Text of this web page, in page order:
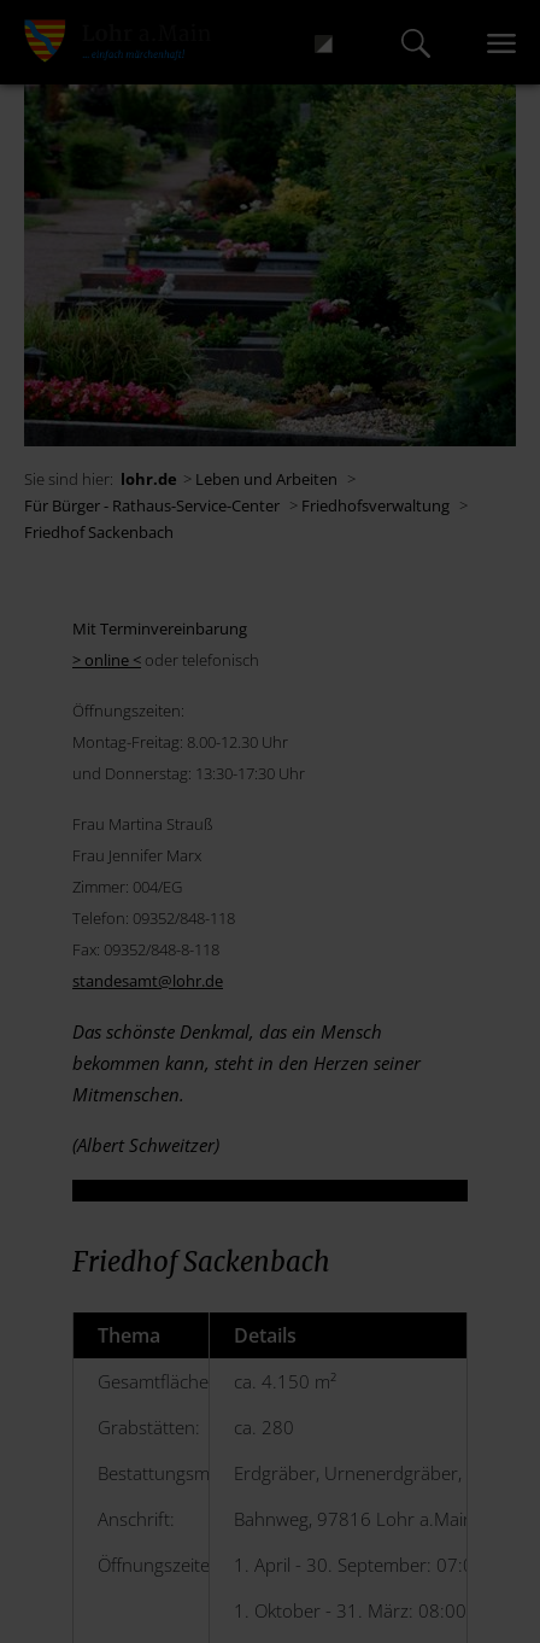
Sie sind hier: lohr.de > Leben und Arbeiten >
Für Bürger - Rathaus-Service-Center > Friedhofsverwaltung >
Friedhof Sackenbach
Mit Terminvereinbarung
> online < oder telefonisch
Öffnungszeiten:
Montag-Freitag: 8.00-12.30 Uhr
und Donnerstag: 13:30-17:30 Uhr
Frau Martina Strauß
Frau Jennifer Marx
Zimmer: 004/EG
Telefon: 09352/848-118
Fax: 09352/848-8-118
standesamt@lohr.de
Das schönste Denkmal, das ein Mensch
bekommen kann, steht in den Herzen seiner
Mitmenschen.
(Albert Schweitzer)
Friedhof Sackenbach
Details
ca. 4.150 m²
ca. 280
Erdgräber, Urnenerdgräber,
Bahnweg, 97816 Lohr a.Main
1. April - 30. September: 07:00 –
1. Oktober - 31. März: 08:00 –
Thema
Gesamtfläche:
Grabstätten:
Bestattungsmöglichkeiten:
Anschrift:
Öffnungszeiten: